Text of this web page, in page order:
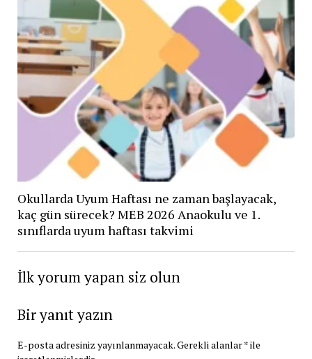
Okullarda Uyum Haftası ne zaman başlayacak,
kaç gün sürecek? MEB 2026 Anaokulu ve 1.
sınıflarda uyum haftası takvimi
İlk yorum yapan siz olun
Bir yanıt yazın
E-posta adresiniz yayınlanmayacak.Gerekli alanlar*ile